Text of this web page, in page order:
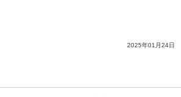
2025年01月24日